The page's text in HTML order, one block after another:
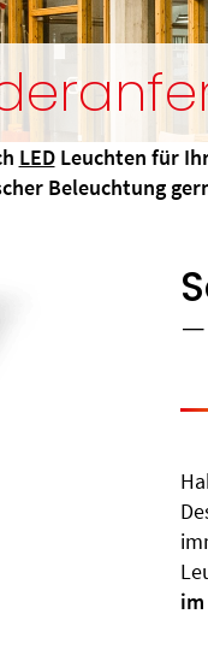
LEDLeuchten für
Beleuchtung